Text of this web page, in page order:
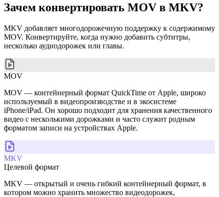
Зачем конвертировать MOV в MKV?
MKV добавляет многодорожечную поддержку к содержимому
MOV. Конвертируйте, когда нужно добавить субтитры,
несколько аудиодорожек или главы.
MOV
MOV — контейнерный формат QuickTime от Apple, широко
используемый в видеопроизводстве и в экосистеме
iPhone/iPad. Он хорошо подходит для хранения качественного
видео с несколькими дорожками и часто служит родным
форматом записи на устройствах Apple.
MKV
Целевой формат
MKV — открытый и очень гибкий контейнерный формат, в
котором можно хранить множество видеодорожек,